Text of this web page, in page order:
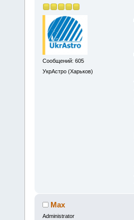
Сообщений: 605
УкрАстро (Харьков)
Max
Administrator